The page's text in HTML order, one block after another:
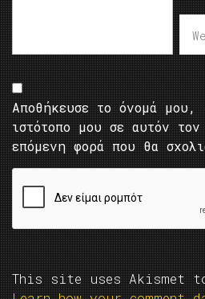
Αποθήκευσε το όνομά
ιστότοπο μου σε αυτόν
επόμενη φορά που θα
This site uses Akismet